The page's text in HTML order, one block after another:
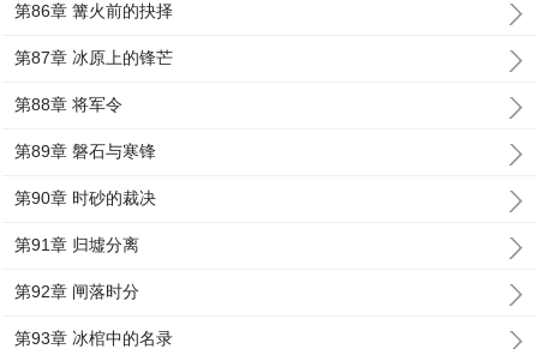
第86章 篝火前的抉择
第87章 冰原上的锋芒
第88章 将军令
第89章 磐石与寒锋
第90章 时砂的裁决
第91章 归墟分离
第92章 闸落时分
第93章 冰棺中的名录